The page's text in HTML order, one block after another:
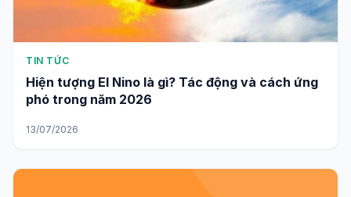
TIN TỨC
Hiện tượng El Nino là gì? Tác động và cách ứng
phó trong năm 2026
13/07/2026